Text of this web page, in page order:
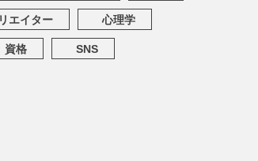
エイター
心理学
資格 SNS